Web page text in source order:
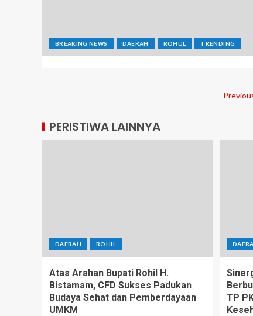
BREAKING NEWS DAERAH ROHUL TRENDING
PERISTIWA LAINNYA
DAERAH ROHIL
Atas Arahan Bupati Rohil H.
Bistamam, CFD Sukses Padukan
Budaya Sehat dan Pemberdayaan
UMKM
TP